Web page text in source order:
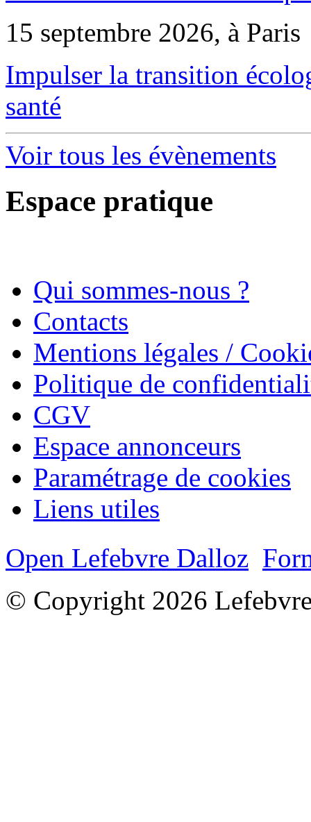
15 septembre 2026, à Paris
Impulser la transition
santé
Voir tous les évènements
Espace pratique
Qui sommes-nous ?
Contacts
Mentions légales /
Politique de
CGV
Espace annonceurs
Paramétrage de cookies
Liens utiles
Open Lefebvre Dalloz
© Copyright 2026